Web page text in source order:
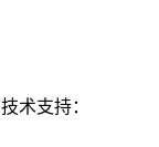
术支持：